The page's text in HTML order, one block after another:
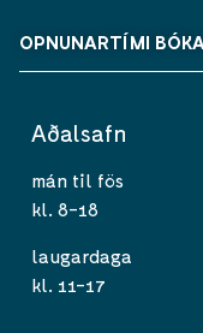
OPNUNARTÍMI
Aðalsafn
mán til fös
kl. 8-18
laugardaga
kl. 11-17